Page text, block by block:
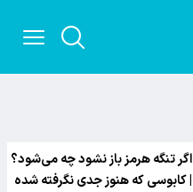
اگر تنگه هرمز باز نشود چه می‌شود؟
| کابوسی که هنوز جدی نگرفته شده